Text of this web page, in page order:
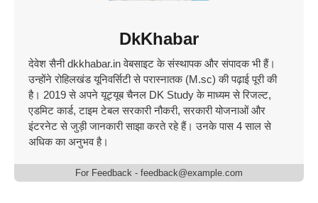
DkKhabar
देवेश सैनी dkkhabar.in वेबसाइट के संस्थापक और संपादक भी हैं।
उन्होंने रोहिलखंड यूनिवर्सिटी से परास्नातक (M.sc) की पढ़ाई पूरी की
है। 2019 से अपने यूट्यूब चैनल DK Study के माध्यम से रिजल्ट,
एडमिट कार्ड, टाइम टेबल सरकारी नौकरी, सरकारी योजनाओं और
इंटरनेट से जुड़ी जानकारी साझा करते रहे हैं। उनके पास 4 साल से
अधिक का अनुभव है।
For Feedback - feedback@example.com